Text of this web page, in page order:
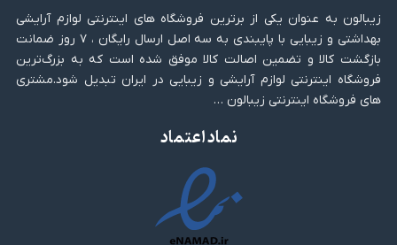
زیبالون به عنوان یکی از برترین فروشگاه های اینترنتی لوازم آرایشی
بهداشتی و زیبایی با پایبندی به سه اصل ارسال رایگان ، ۷ روز ضمانت
بازگشت کالا و تضمین اصالت کالا موفق شده است که به بزرگ‌ترین
فروشگاه اینترنتی لوازم آرایشی و زیبایی در ایران تبدیل شود.مشتری
های فروشگاه اینترنتی زیبالون …
نماد اعتماد